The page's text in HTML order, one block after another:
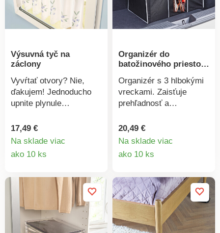
sú skrutky a silná
obojstranná lepiaca
Výsuvná tyč na
záclony
Vyvŕtať otvory? Nie,
ďakujem! Jednoducho
upnite plynule
okenného rámu, zaveste
záclony - hotovo!
jednoduchšie to byť
17,49 €
Na sklade viac
ako 10 ks
Organizér do
batožinového priestoru
Organizér s 3 hlbokými
vreckami. Zaisťuje
prehľadnosť a
nákupov, cestovných
potrieb a športových
do dažďa. Možno použiť
alebo vybavenie pre
psov. Pevný, čiastočne
vystužená textília v
čiernej farbe. Nosnosť
až 10 kg. Eliminuje
20,49 €
Na sklade viac
ako 10 ks